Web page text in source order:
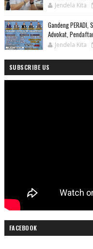
Jendela Kita
Gandeng
Advokat,
Jendela Kita
SUBSCRIBE US
FACEBOOK